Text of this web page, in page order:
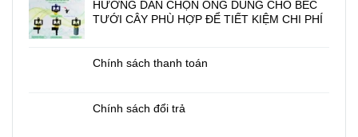
HƯỚNG DẪN CHỌN ỐNG DÙNG CHO BÉC
TƯỚI CÂY PHÙ HỢP ĐỂ TIẾT KIỆM CHI PHÍ
Chính sách thanh toán
Chính sách đổi trả